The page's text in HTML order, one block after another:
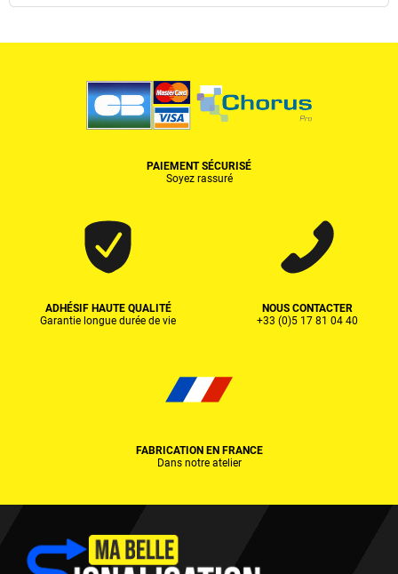
PAIEMENT SÉCURISÉ
Soyez rassuré
ADHÉSIF HAUTE QUALITÉ
Garantie longue durée de vie
NOUS CONTACTER
+33 (0)5 17 81 04 40
FABRICATION EN FRANCE
Dans notre atelier